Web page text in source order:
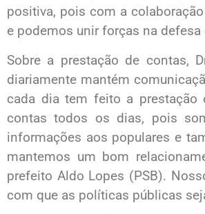
positiva, pois com a
e podemos unir forças na defesa
Sobre a prestação de contas,
diariamente mantém
cada dia tem feito a prestação
contas todos os dias, pois
informações aos populares e
mantemos um bom
prefeito Aldo Lopes (PSB).
com que as políticas públicas